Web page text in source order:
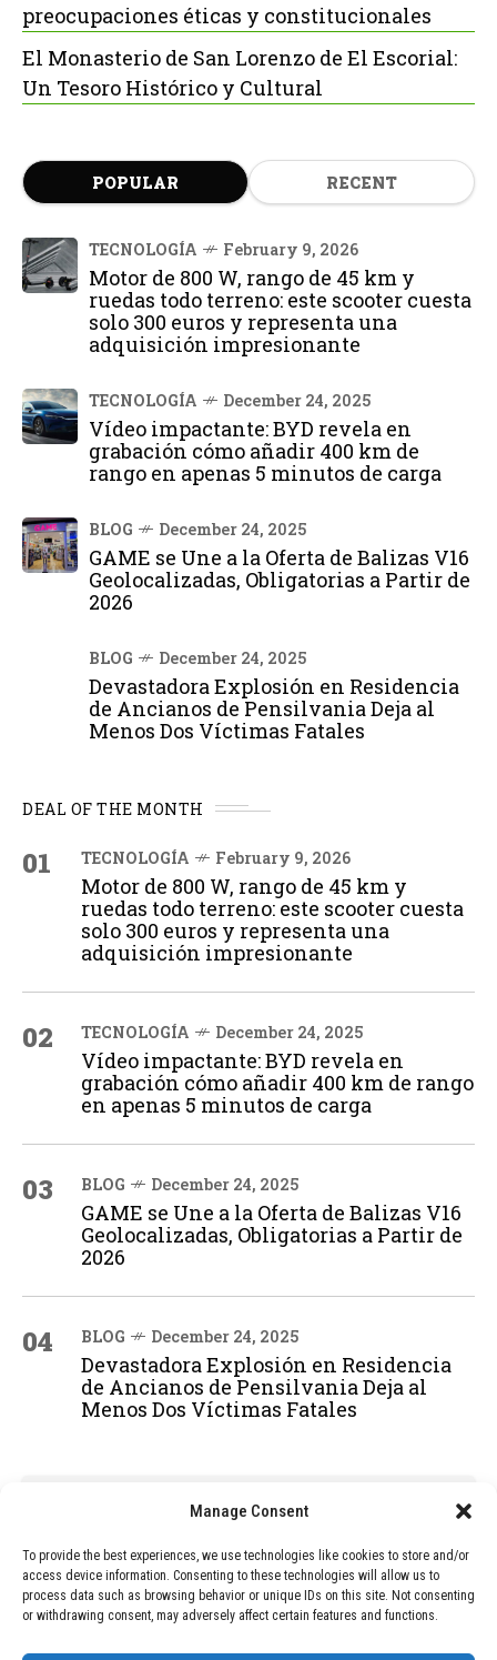
Manage Consent
To provide the best experiences, we use technologies like cookies to store and/or
access device information. Consenting to these technologies will allow us to
process data such as browsing behavior or unique IDs on this site. Not consenting
or withdrawing consent, may adversely affect certain features and functions.
preocupaciones éticas y constitucionales
El Monasterio de San Lorenzo de El Escorial:
Un Tesoro Histórico y Cultural
POPULAR RECENT
TECNOLOGÍA February 9, 2026
Motor de 800 W, rango de 45 km y
ruedas todo terreno: este scooter cuesta
solo 300 euros y representa una
adquisición impresionante
TECNOLOGÍA December 24, 2025
Vídeo impactante: BYD revela en
grabación cómo añadir 400 km de
rango en apenas 5 minutos de carga
BLOG December 24, 2025
GAME se Une a la Oferta de Balizas V16
Geolocalizadas, Obligatorias a Partir de
2026
BLOG December 24, 2025
Devastadora Explosión en Residencia
de Ancianos de Pensilvania Deja al
Menos Dos Víctimas Fatales
DEAL OF THE MONTH
01 TECNOLOGÍA February 9, 2026
Motor de 800 W, rango de 45 km y
ruedas todo terreno: este scooter cuesta
solo 300 euros y representa una
adquisición impresionante
02 TECNOLOGÍA December 24, 2025
Vídeo impactante: BYD revela en
grabación cómo añadir 400 km de rango
en apenas 5 minutos de carga
03 BLOG December 24, 2025
GAME se Une a la Oferta de Balizas V16
Geolocalizadas, Obligatorias a Partir de
2026
04 BLOG December 24, 2025
Devastadora Explosión en Residencia
de Ancianos de Pensilvania Deja al
Menos Dos Víctimas Fatales